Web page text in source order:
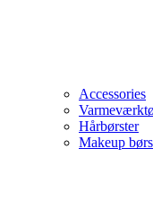
Accessories
Hårbørster
Makeup